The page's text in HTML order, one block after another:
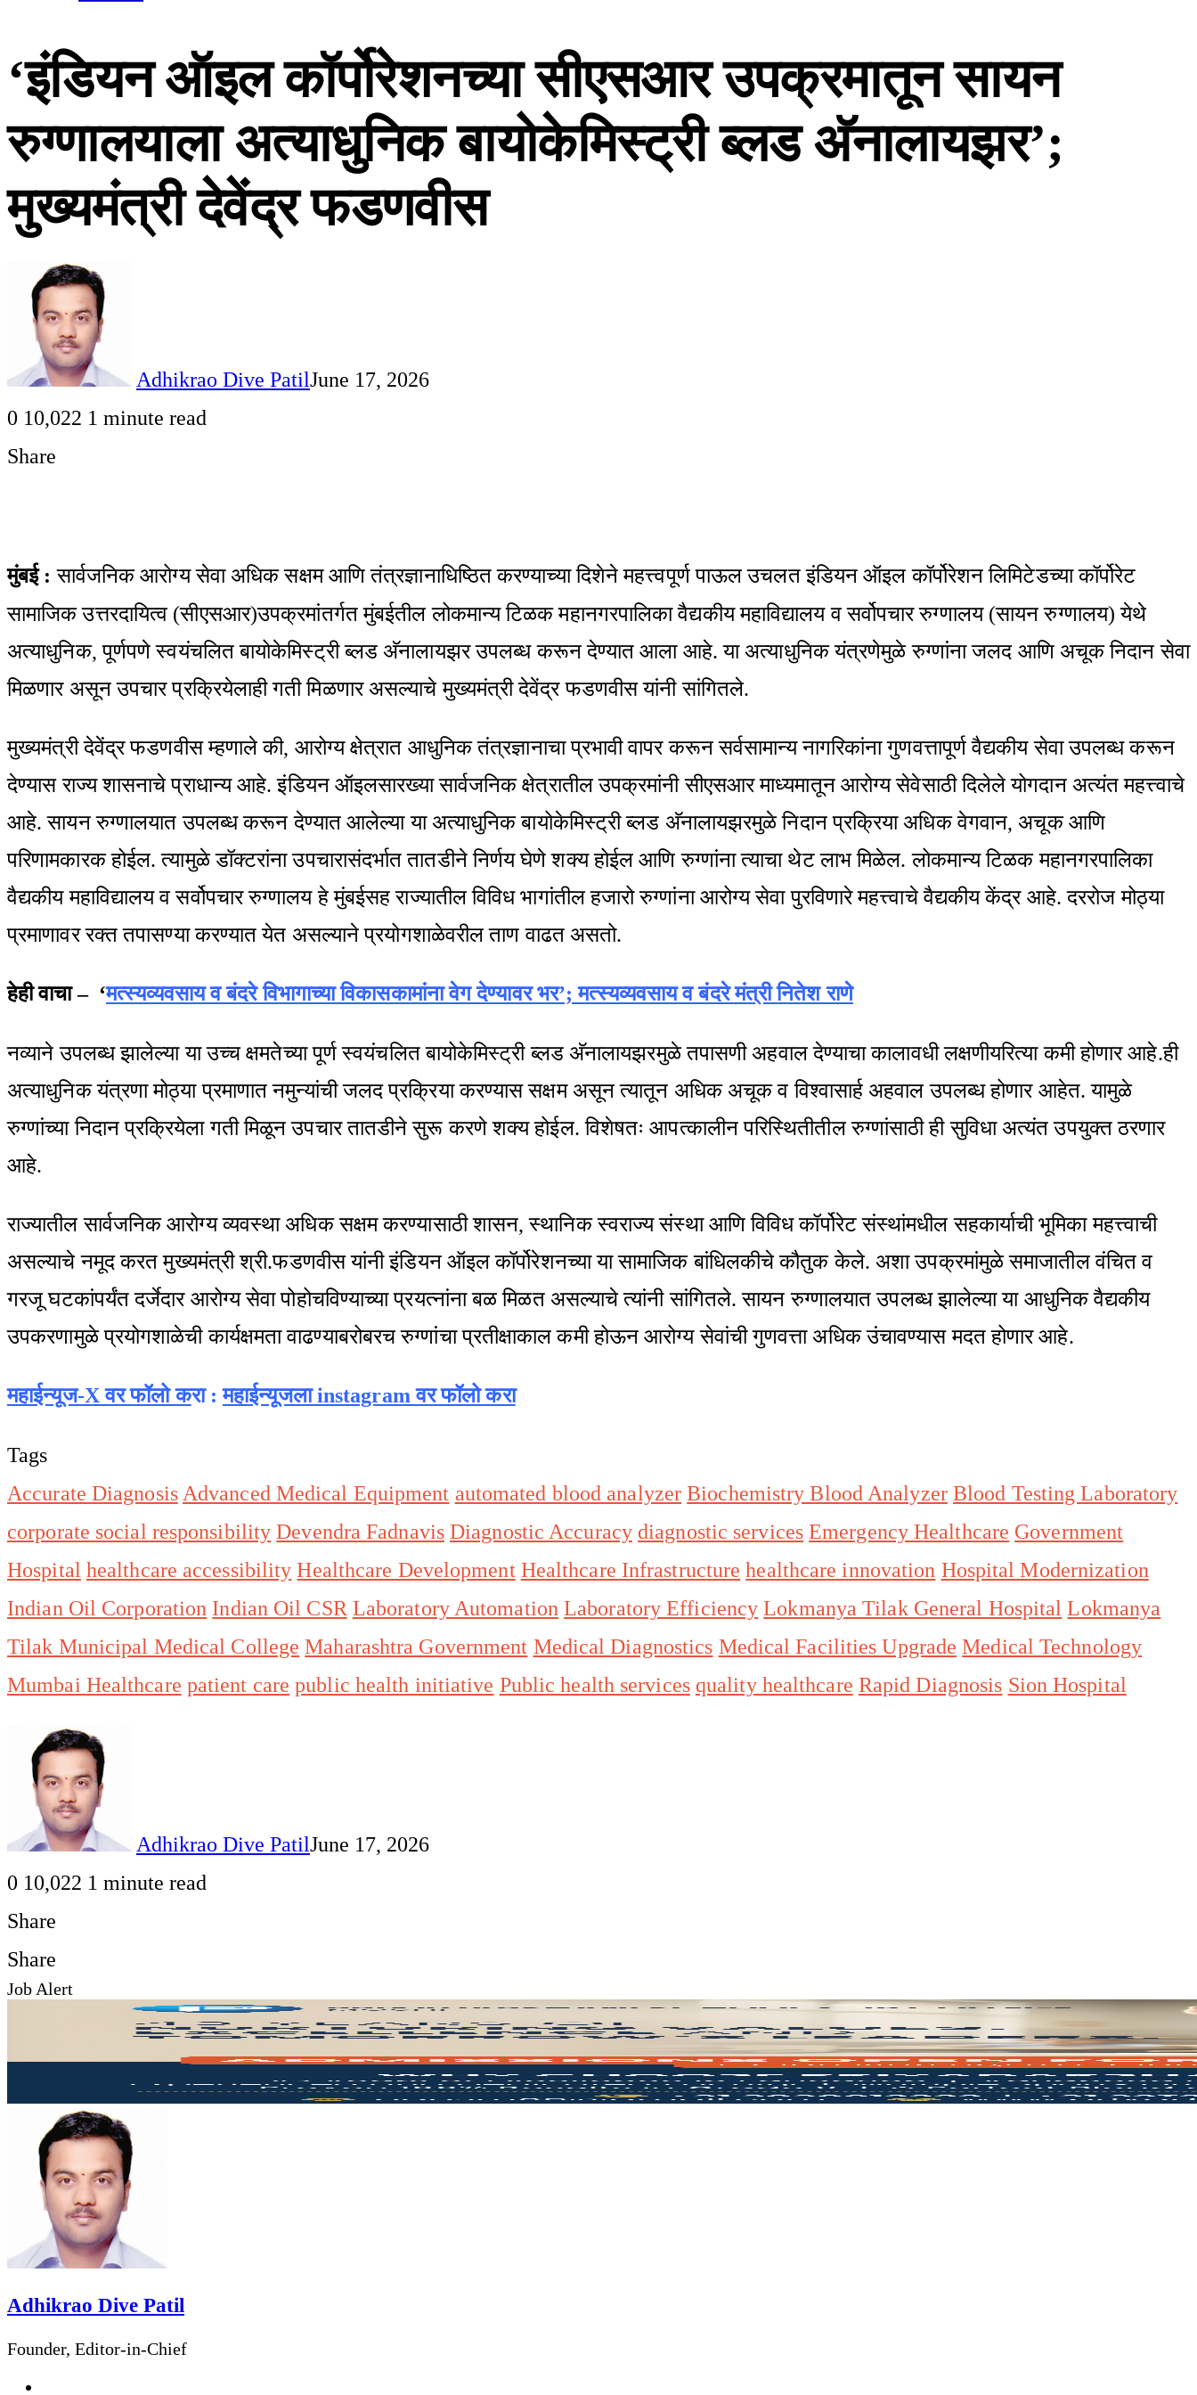
‘इंडियन ऑइल कॉर्पोरेशनच्या सीएसआर उपक्रमातून सायन
रुग्णालयाला अत्याधुनिक बायोकेमिस्ट्री ब्लड अ‍ॅनालायझर’;
मुख्यमंत्री देवेंद्र फडणवीस
Adhikrao Dive PatilJune 17, 2026
0 10,022 1 minute read
Share
Email
मुंबई : सार्वजनिक आरोग्य सेवा अधिक सक्षम आणि तंत्रज्ञानाधिष्ठित करण्याच्या दिशेने महत्त्वपूर्ण पाऊल उचलत इंडियन ऑइल कॉर्पोरेशन लिमिटेडच्या कॉर्पोरेट
सामाजिक उत्तरदायित्व (सीएसआर)उपक्रमांतर्गत मुंबईतील लोकमान्य टिळक महानगरपालिका वैद्यकीय महाविद्यालय व सर्वोपचार रुग्णालय (सायन रुग्णालय) येथे
अत्याधुनिक, पूर्णपणे स्वयंचलित बायोकेमिस्ट्री ब्लड अ‍ॅनालायझर उपलब्ध करून देण्यात आला आहे. या अत्याधुनिक यंत्रणेमुळे रुग्णांना जलद आणि अचूक निदान सेवा
मिळणार असून उपचार प्रक्रियेलाही गती मिळणार असल्याचे मुख्यमंत्री देवेंद्र फडणवीस यांनी सांगितले.
मुख्यमंत्री देवेंद्र फडणवीस म्हणाले की, आरोग्य क्षेत्रात आधुनिक तंत्रज्ञानाचा प्रभावी वापर करून सर्वसामान्य नागरिकांना गुणवत्तापूर्ण वैद्यकीय सेवा उपलब्ध करून
देण्यास राज्य शासनाचे प्राधान्य आहे. इंडियन ऑइलसारख्या सार्वजनिक क्षेत्रातील उपक्रमांनी सीएसआर माध्यमातून आरोग्य सेवेसाठी दिलेले योगदान अत्यंत महत्त्वाचे
आहे. सायन रुग्णालयात उपलब्ध करून देण्यात आलेल्या या अत्याधुनिक बायोकेमिस्ट्री ब्लड अ‍ॅनालायझरमुळे निदान प्रक्रिया अधिक वेगवान, अचूक आणि
परिणामकारक होईल. त्यामुळे डॉक्टरांना उपचारासंदर्भात तातडीने निर्णय घेणे शक्य होईल आणि रुग्णांना त्याचा थेट लाभ मिळेल. लोकमान्य टिळक महानगरपालिका
वैद्यकीय महाविद्यालय व सर्वोपचार रुग्णालय हे मुंबईसह राज्यातील विविध भागांतील हजारो रुग्णांना आरोग्य सेवा पुरविणारे महत्त्वाचे वैद्यकीय केंद्र आहे. दररोज मोठ्या
प्रमाणावर रक्त तपासण्या करण्यात येत असल्याने प्रयोगशाळेवरील ताण वाढत असतो.
हेही वाचा – ‘मत्स्यव्यवसाय व बंदरे विभागाच्या विकासकामांना वेग देण्यावर भर’; मत्स्यव्यवसाय व बंदरे मंत्री नितेश राणे
नव्याने उपलब्ध झालेल्या या उच्च क्षमतेच्या पूर्ण स्वयंचलित बायोकेमिस्ट्री ब्लड अ‍ॅनालायझरमुळे तपासणी अहवाल देण्याचा कालावधी लक्षणीयरित्या कमी होणार आहे.ही
अत्याधुनिक यंत्रणा मोठ्या प्रमाणात नमुन्यांची जलद प्रक्रिया करण्यास सक्षम असून त्यातून अधिक अचूक व विश्वासार्ह अहवाल उपलब्ध होणार आहेत. यामुळे
रुग्णांच्या निदान प्रक्रियेला गती मिळून उपचार तातडीने सुरू करणे शक्य होईल. विशेषतः आपत्कालीन परिस्थितीतील रुग्णांसाठी ही सुविधा अत्यंत उपयुक्त ठरणार
आहे.
राज्यातील सार्वजनिक आरोग्य व्यवस्था अधिक सक्षम करण्यासाठी शासन, स्थानिक स्वराज्य संस्था आणि विविध कॉर्पोरेट संस्थांमधील सहकार्याची भूमिका महत्त्वाची
असल्याचे नमूद करत मुख्यमंत्री श्री.फडणवीस यांनी इंडियन ऑइल कॉर्पोरेशनच्या या सामाजिक बांधिलकीचे कौतुक केले. अशा उपक्रमांमुळे समाजातील वंचित व
गरजू घटकांपर्यंत दर्जेदार आरोग्य सेवा पोहोचविण्याच्या प्रयत्नांना बळ मिळत असल्याचे त्यांनी सांगितले. सायन रुग्णालयात उपलब्ध झालेल्या या आधुनिक वैद्यकीय
उपकरणामुळे प्रयोगशाळेची कार्यक्षमता वाढण्याबरोबरच रुग्णांचा प्रतीक्षाकाल कमी होऊन आरोग्य सेवांची गुणवत्ता अधिक उंचावण्यास मदत होणार आहे.
महाईन्यूज-X वर फॉलो करा :महाईन्यूजला instagram वर फॉलो करा
Tags
Accurate Diagnosis Advanced Medical Equipment automated blood analyzer Biochemistry Blood Analyzer Blood Testing Laboratory
corporate social responsibility Devendra Fadnavis Diagnostic Accuracy diagnostic services Emergency Healthcare Government
Hospital healthcare accessibility Healthcare Development Healthcare Infrastructure healthcare innovation Hospital Modernization
Indian Oil Corporation Indian Oil CSR Laboratory Automation Laboratory Efficiency Lokmanya Tilak General Hospital Lokmanya
Tilak Municipal Medical College Maharashtra Government Medical Diagnostics Medical Facilities Upgrade Medical Technology
Mumbai Healthcare patient care public health initiative Public health services quality healthcare Rapid Diagnosis Sion Hospital
Adhikrao Dive PatilJune 17, 2026
0 10,022 1 minute read
Share
Facebook
Twitter
LinkedIn
Pinterest
WhatsApp
Telegram
Share
via
Print
Share
Facebook
Twitter
LinkedIn
Pinterest
Messenger
Messenger
WhatsApp
Telegram
Share
Print
Job Alert
Adhikrao Dive Patil
Founder, Editor-in-Chief